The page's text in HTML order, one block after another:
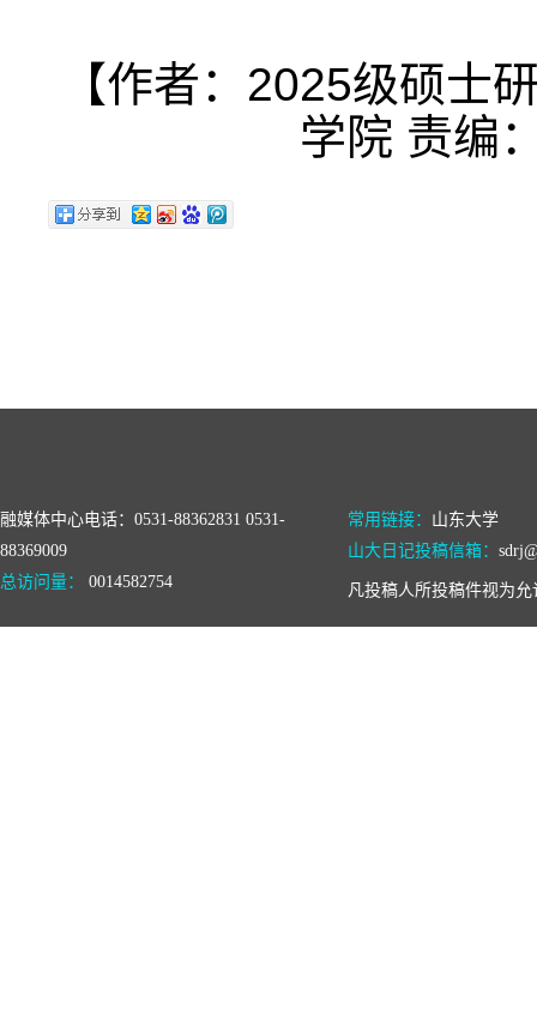
【作者：2025级硕士
学院 责编
融媒体中心电话：0531-88362831 0531-
88369009
常用链接： 山东大学
山大日记投稿信箱：
总访问量：
0014582754 凡投稿人所投稿件视为